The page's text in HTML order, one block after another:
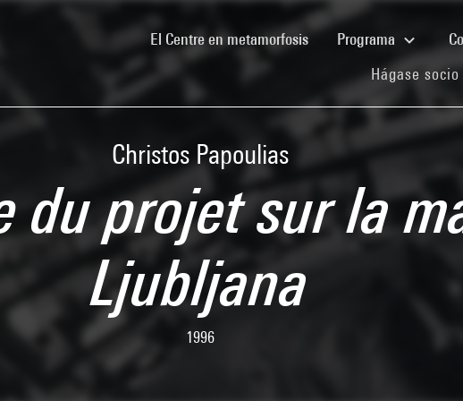
El Centre en metamorfosis(current)Programa
Hágase socio
Christos Papoulias
du projet sur la
Ljubljana
1996